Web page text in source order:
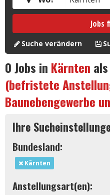
Jobs
Suche verändern
0Jobs in Kärnten als
(befristete
Baunebengewerbe
Ihre
Bundesland:
Kärnten
Anstellungsart(en):